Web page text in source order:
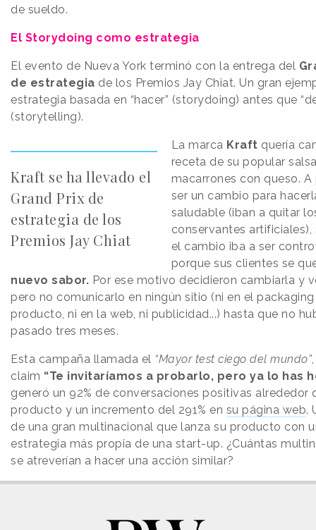
de sueldo.
El Storydoing como estrategia
El evento de Nueva York terminó con la entrega del
de estrategia de los Premios Jay Chiat. Un gran
estrategia basada en “hacer” (storydoing) antes que
(storytelling).
Kraft se ha llevado el
Grand Prix de
estrategia de los
Premios Jay Chiat
La marca Kraft quería
receta de su popular
macarrones con queso. A
ser un cambio para
saludable (iban a quitar
conservantes artificiales),
el cambio iba a ser
porque sus clientes se
nuevo sabor. Por ese motivo decidieron cambiarla y
pero no comunicarlo en ningún sitio (ni en el
producto, ni en la web, ni publicidad...) hasta que no
pasado tres meses.
Esta campaña llamada el “Mayor test ciego del mundo”
claim “Te invitaríamos a probarlo, pero ya lo has
generó un 92% de conversaciones positivas alrededor
producto y un incremento del 291% en su página web.
de una gran multinacional que lanza su producto con
estrategia más propia de una start-up. ¿Cuántas
se atreverían a hacer una acción similar?